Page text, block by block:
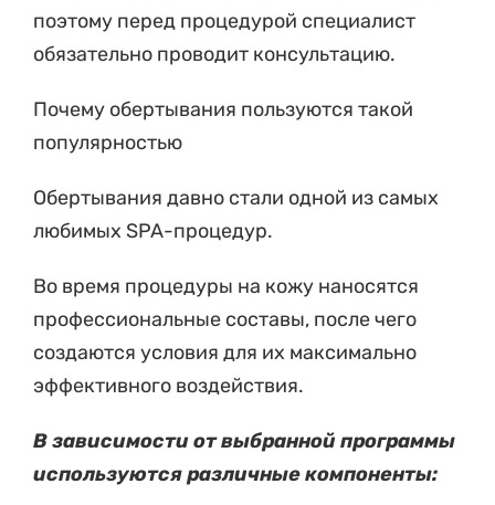
поэтому перед процедурой специалист
обязательно проводит консультацию.
Почему обертывания пользуются такой
популярностью
Обертывания давно стали одной из самых
любимых SPA-процедур.
Во время процедуры на кожу наносятся
профессиональные составы, после чего
создаются условия для их максимально
эффективного воздействия.
В зависимости от выбранной программы
используются различные компоненты: